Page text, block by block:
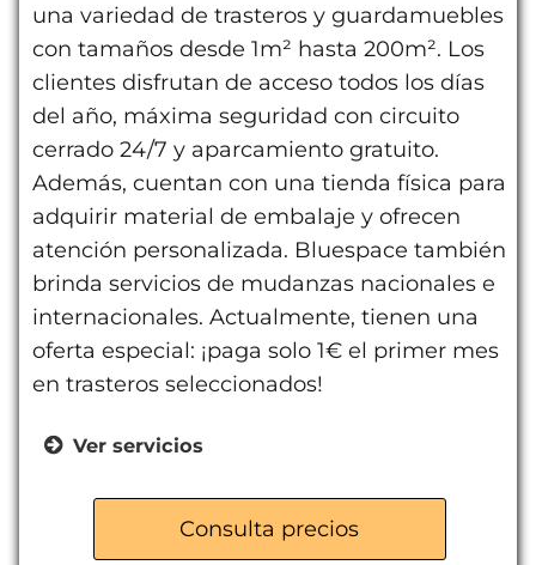
una variedad de trasteros y guardamuebles
con tamaños desde 1m² hasta 200m². Los
clientes disfrutan de acceso todos los días
del año, máxima seguridad con circuito
cerrado 24/7 y aparcamiento gratuito.
Además, cuentan con una tienda física para
adquirir material de embalaje y ofrecen
atención personalizada. Bluespace también
brinda servicios de mudanzas nacionales e
internacionales. Actualmente, tienen una
oferta especial: ¡paga solo 1€ el primer mes
en trasteros seleccionados!
Ver servicios
Almacenes para empresas
Servicio de mudanzas nacional e
Consulta precios